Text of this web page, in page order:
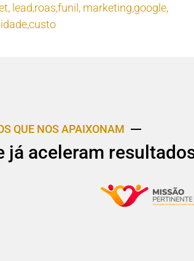
, lead,roas,funil, marketing,google,
QUE NOS APAIXONAM
já aceleram